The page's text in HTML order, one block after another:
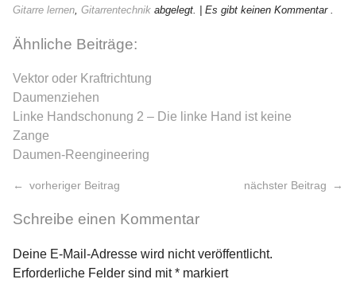
Gitarre lernen, Gitarrentechnik abgelegt. | Es gibt keinen Kommentar .
Ähnliche Beiträge:
Vektor oder Kraftrichtung
Daumenziehen
Linke Handschonung 2 – Die linke Hand ist keine
Zange
Daumen-Reengineering
vorheriger Beitrag nächster Beitrag
Schreibe einen Kommentar
Deine E-Mail-Adresse wird nicht veröffentlicht.
Erforderliche Felder sind mit* markiert